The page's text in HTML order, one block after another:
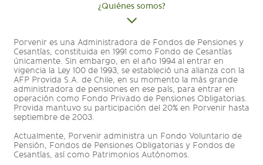
¿Quiénes somos?
Porvenir es una Administradora de Fondos de Pensiones y
Cesantías, constituida en 1991 como Fondo de Cesantías
únicamente. Sin embargo, en el año 1994 al entrar en
vigencia la Ley 100 de 1993, se estableció una alianza con la
AFP Provida S.A. de Chile, en su momento la más grande
administradora de pensiones en ese país, para entrar en
operación como Fondo Privado de Pensiones Obligatorias.
Provida mantuvo su participación del 20% en Porvenir hasta
septiembre de 2003.
Actualmente, Porvenir administra un Fondo Voluntario de
Pensión, Fondos de Pensiones Obligatorias y Fondos de
Cesantías, así como Patrimonios Autónomos.